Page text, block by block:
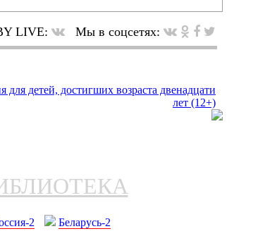
LIVE: Мы в соцсетях:
2 Беларусь-2